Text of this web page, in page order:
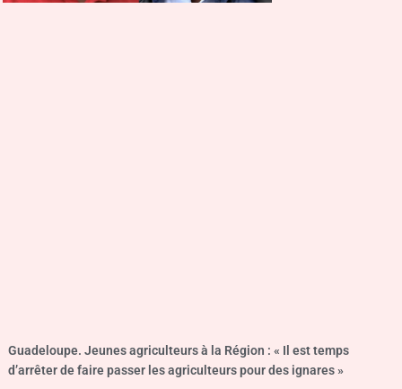
Guadeloupe. Jeunes agriculteurs à la Région : « Il est temps
d’arrêter de faire passer les agriculteurs pour des ignares »